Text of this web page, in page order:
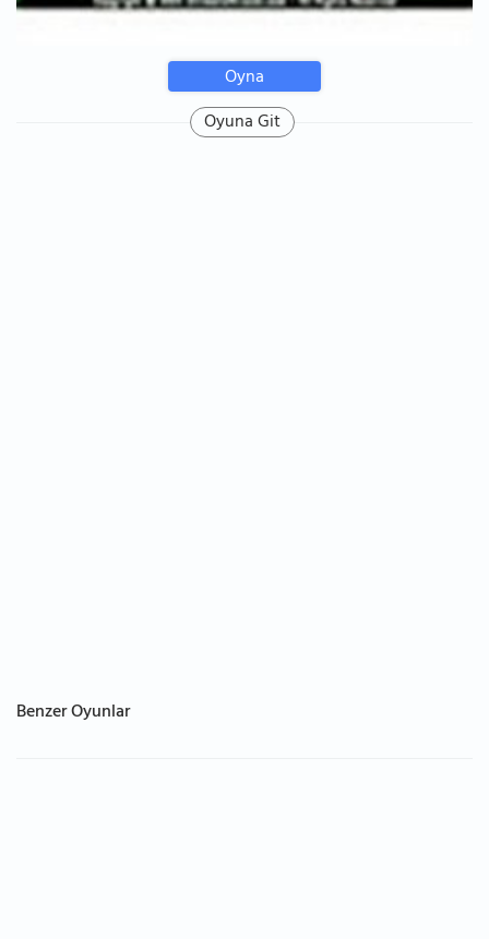
Oyna
Oyuna Git
Benzer Oyunlar